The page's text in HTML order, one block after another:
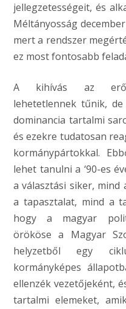
jellegzetességeit, és
Méltányosság
mert a rendszer
ez most fontosabb
A kihívás az
lehetetlennek tűnik,
dominancia tartalmi
és ezekre tudatosan
kormánypártokkal.
lehet tanulni a ‘90-es
a választási siker,
a tapasztalat, mind a
hogy a magyar
örököse a Magyar
helyzetből egy
kormányképes
ellenzék vezetőjeként,
tartalmi elemeket,